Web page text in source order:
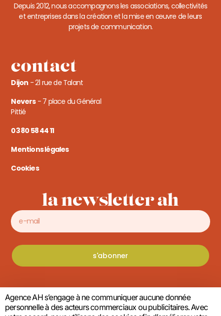
Depuis 2012, nous accompagnons les associations, collectivités
et entreprises dans la création et la mise en œuvre de leurs
projets de communication.
contact
Dijon - 21 rue de Talant
Nevers- 7 place du Général
Pittié
03 80 58 44 11
Mentions légales
Cookies
la newsletter ah
s'abonner
Agence AH s’engage à ne communiquer aucune donnée
personnelle à des acteurs commerciaux ou publicitaires. Avec